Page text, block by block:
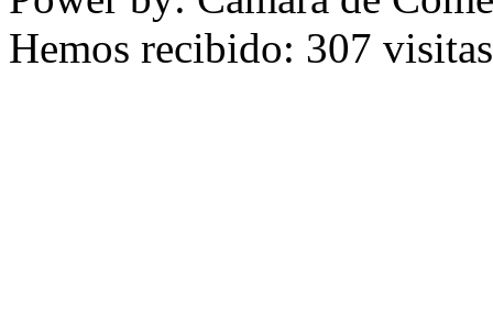
Hemos recibido: 307